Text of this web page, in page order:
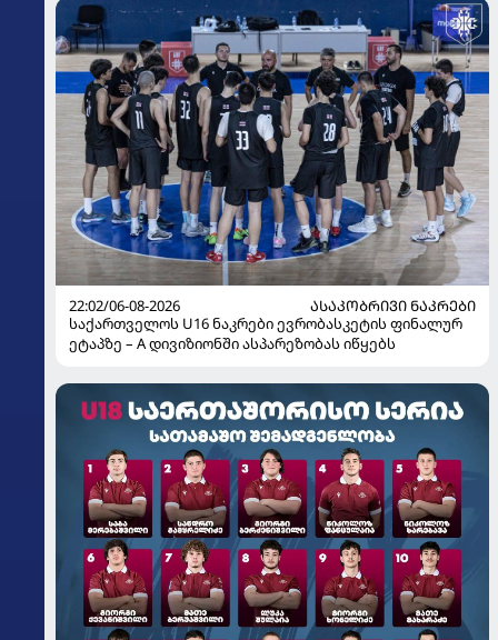
22:02/06-08-2026
ᲐᲡᲐᲙᲝᲑᲠᲘᲕᲘ ᲜᲐᲙᲠᲔᲑᲘ
საქართველოს U16 ნაკრები ევრობასკეტის ფინალურ
ეტაპზე – A დივიზიონში ასპარეზობას იწყებს